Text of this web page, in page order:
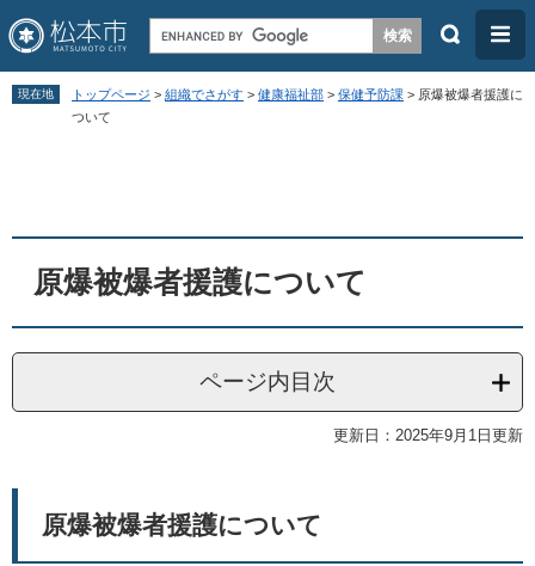
ペ
す
。
メ
し
て
検
メ
ニ
ュ
現在地 トップページ > 組織でさがす > 健康福祉部 > 保健予防課 > 原爆被爆者援護に
ついて
原爆被爆者援護について
ページ内目次
更新日：2025年9月1日更新
原爆被爆者援護について